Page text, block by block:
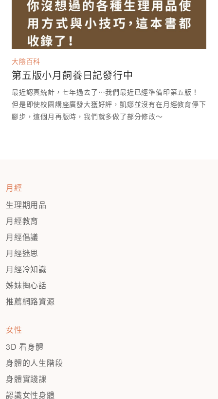
大陰百科
第五版小月飼養日記發行中
最近認真統計，七年過去了⋯我們最近已經準備印第五版！
但是即使校園講座廣發大獲好評，凱娜並沒有在月經教育停下
腳步，這個月再版時，我們就多做了部分修改～
月經
生理期用品
月經教育
月經倡議
月經迷思
月經冷知識
姊妹掏心話
推薦網路資源
女性
3D 看身體
身體的人生階段
身體實踐課
認識女性身體